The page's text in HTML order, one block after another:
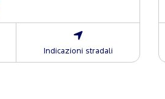
Indicazioni stradali